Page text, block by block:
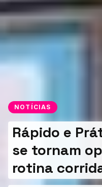
NOTÍCIAS
Rápido e
se tornam
rotina